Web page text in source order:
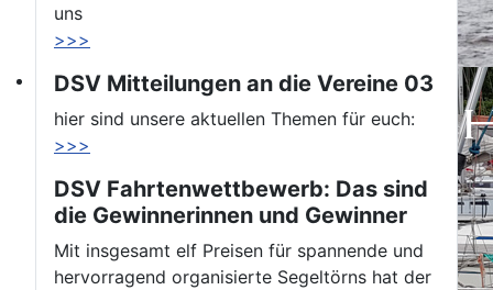
uns
>>>
DSV Mitteilungen an die Vereine 03
hier sind unsere aktuellen Themen für euch:
>>>
DSV Fahrtenwettbewerb: Das sind
die Gewinnerinnen und Gewinner
Mit insgesamt elf Preisen für spannende und
hervorragend organisierte Segeltörns hat der